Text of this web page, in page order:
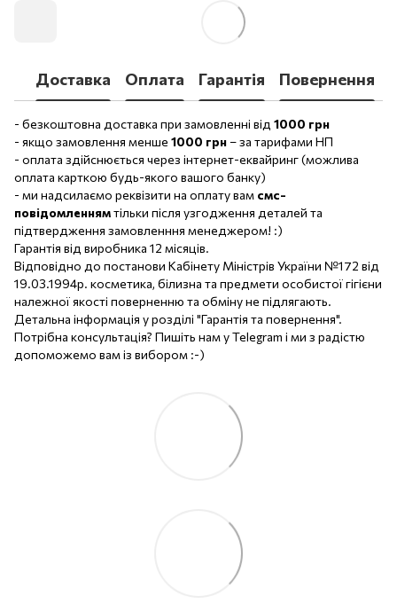
Доставка Оплата Гарантія Повернення
- безкоштовна доставка при замовленні від 1000 грн
- якщо замовлення менше 1000 грн– за тарифами НП
- оплата здійснюється через інтернет-еквайринг (можлива
оплата карткою будь-якого вашого банку)
- ми надсилаємо реквізити на оплату вам смс-
повідомленнямтільки після узгодження деталей та
підтвердження замовленння менеджером! :)
Гарантія від виробника 12 місяців.
Відповідно до постанови Кабінету Міністрів України №172 від
19.03.1994р. косметика, білизна та предмети особистої гігієни
належної якості поверненню та обміну не підлягають.
Детальна інформація у розділі "Гарантія та повернення".
Потрібна консультація? Пишіть нам у Telegram і ми з радістю
допоможемо вам із вибором :-)